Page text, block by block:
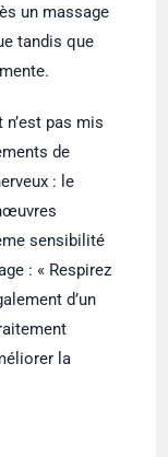
un massage
tandis que
pas mis
de
: le
sensibilité
: « Respirez
d’un
la